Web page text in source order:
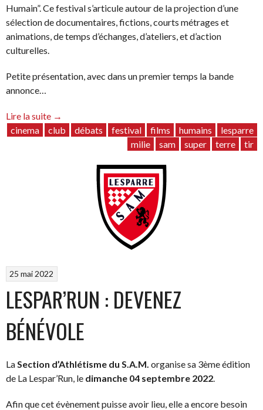
Humain”. Ce festival s’articule autour de la projection d’une
sélection de documentaires, fictions, courts métrages et
animations, de temps d’échanges, d’ateliers, et d’action
culturelles.
Petite présentation, avec dans un premier temps la bande
annonce…
Lire la suite
“Festival
de
→
cinema
club débats festival films humains
lesparre
milie
sam super terre tir
25 mai 2022
LESPAR’RUN : DEVENEZ
BÉNÉVOLE
LaSection d’Athlétisme du S.A.M. organise sa 3ème édition
de La Lespar’Run, le dimanche 04 septembre 2022.
Afin que cet évènement puisse avoir lieu, elle a encore besoin